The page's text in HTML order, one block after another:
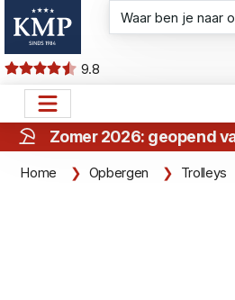
9.8
Zomer 2026: geopend
Home Opbergen Trolleys